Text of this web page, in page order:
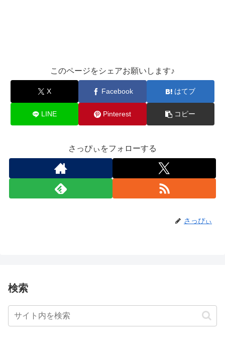
このページをシェアお願いします♪︎
X Facebook はてブ
LINE Pinterest コピー
さっぴぃをフォローする
さっぴぃ
検索